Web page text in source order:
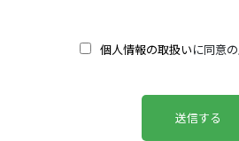
個人情報の取扱いに同意